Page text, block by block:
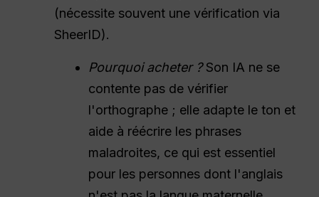
(nécessite souvent une vérification via
SheerID).
Pourquoi acheter ?Son IA ne se
contente pas de vérifier
l'orthographe ; elle adapte le ton et
aide à réécrire les phrases
maladroites, ce qui est essentiel
pour les personnes dont l'anglais